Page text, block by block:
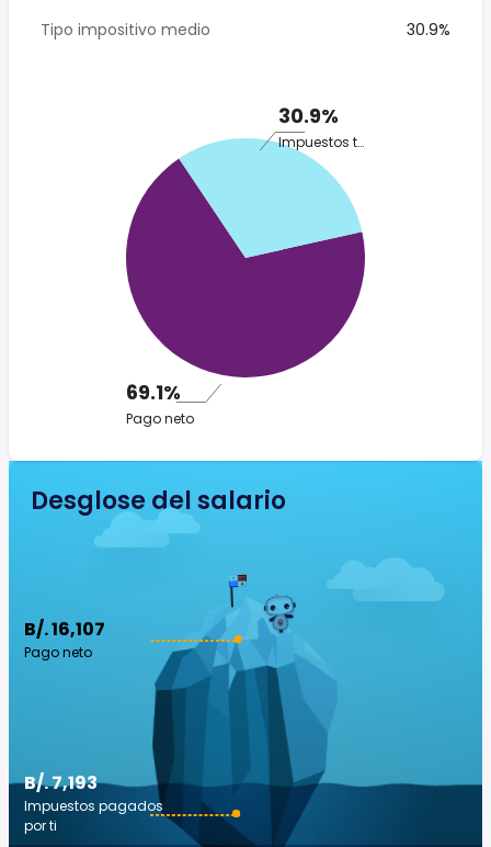
Tipo impositivo medio
30.9%
30.9%
Impuestos totales
69.1%
Pago neto
Desglose del salario
B/. 16,107
Pago neto
B/. 7,193
Impuestos pagados
por ti